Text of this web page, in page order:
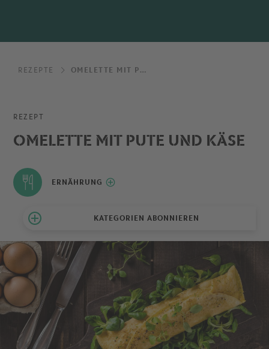
REZEPTE OMELETTE MIT PUTE UND KÄSE
REZEPT
OMELETTE MIT PUTE UND KÄSE
ERNÄHRUNG
KATEGORIEN ABONNIEREN